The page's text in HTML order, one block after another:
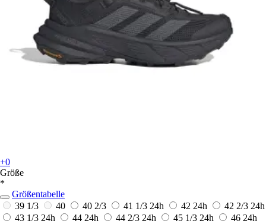
+0
Größe
*
Größentabelle
39 1/3
40 40 2/3 41 1/3 24h 42 24h 42 2/3 24h
43 1/3 24h 44 24h 44 2/3 24h 45 1/3 24h 46 24h